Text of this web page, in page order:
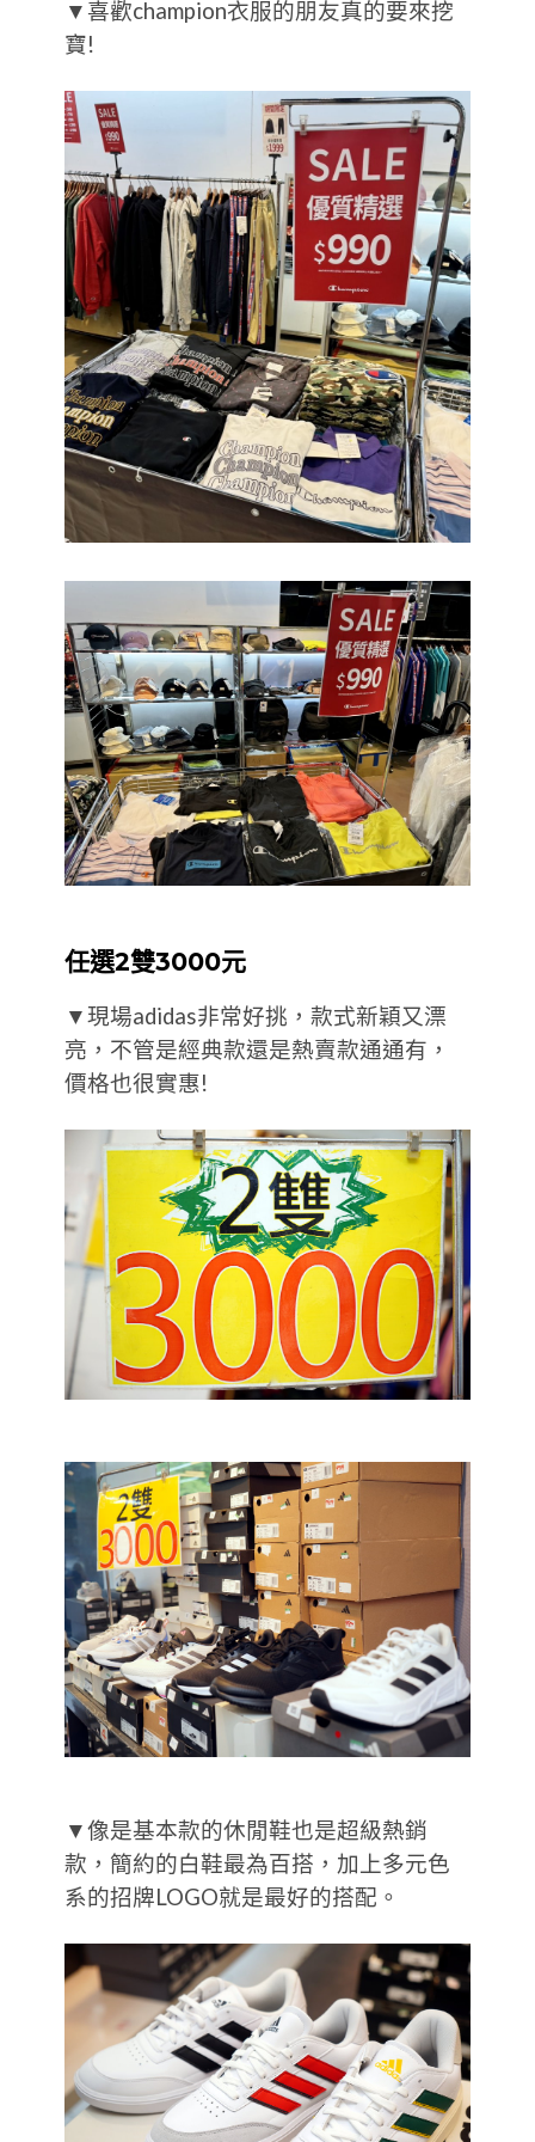
▼喜歡champion衣服的朋友真的要來挖
寶!
任選2雙3000元
▼現場adidas非常好挑，款式新穎又漂
亮，不管是經典款還是熱賣款通通有，
價格也很實惠!
▼像是基本款的休閒鞋也是超級熱銷
款，簡約的白鞋最為百搭，加上多元色
系的招牌LOGO就是最好的搭配。